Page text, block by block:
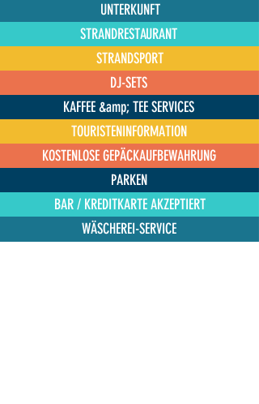
UNTERKUNFT
STRANDRESTAURANT
STRANDSPORT
DJ-SETS
KAFFEE &amp; TEE SERVICES
TOURISTENINFORMATION
KOSTENLOSE GEPÄCKAUFBEWAHRUNG
PARKEN
BAR / KREDITKARTE AKZEPTIERT
WÄSCHEREI-SERVICE